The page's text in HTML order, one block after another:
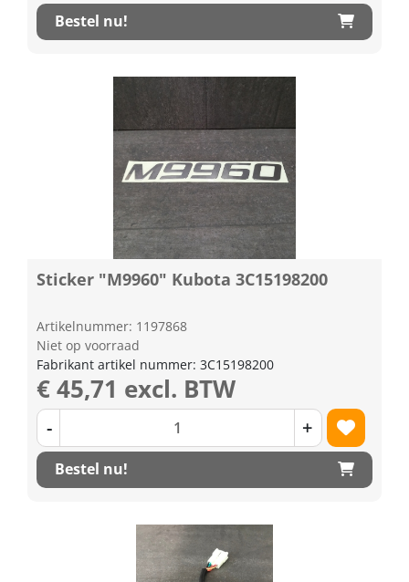
Bestel nu!
Sticker "M9960" Kubota 3C15198200
Artikelnummer: 1197868
Niet op voorraad
Fabrikant artikel nummer: 3C15198200
€ 45,71 excl. BTW
- +
Bestel nu!